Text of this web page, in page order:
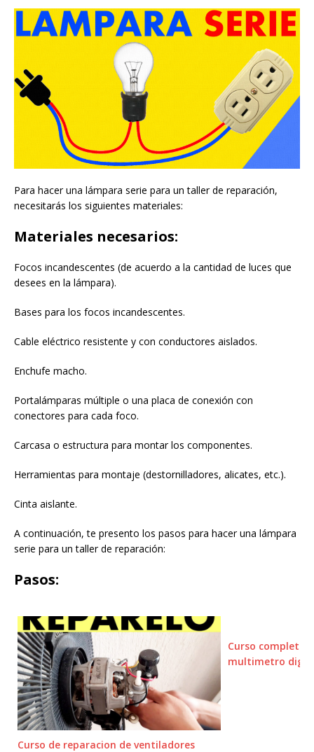
Para hacer una lámpara serie para un taller de reparación,
necesitarás los siguientes materiales:
Materiales necesarios:
Focos incandescentes (de acuerdo a la cantidad de luces que
desees en la lámpara).
Bases para los focos incandescentes.
Cable eléctrico resistente y con conductores aislados.
Enchufe macho.
Portalámparas múltiple o una placa de conexión con
conectores para cada foco.
Carcasa o estructura para montar los componentes.
Herramientas para montaje (destornilladores, alicates, etc.).
Cinta aislante.
A continuación, te presento los pasos para hacer una lámpara
serie para un taller de reparación:
Pasos:
Curso de reparacion de ventiladores
Curso completo
multimetro